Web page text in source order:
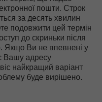
пошти. Строк
за десять хвилин
подовжити цей термін
до скриньки після
Якщо Ви не впевнені у
Вашу адресу
найкращий варіант
буде вирішено.